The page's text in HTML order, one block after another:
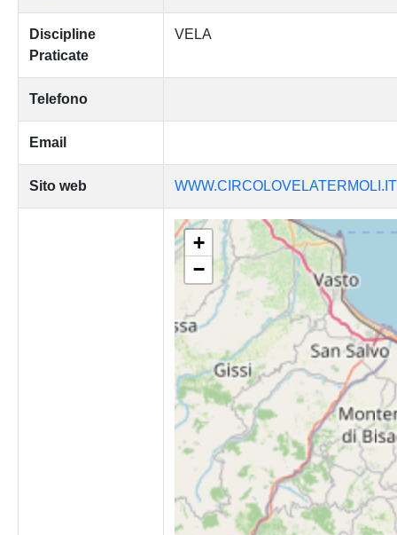
Discipline
Praticate
VELA
Telefono
Email
Sito web WWW.CIRCOLOVELATERMOLI.IT
+
−